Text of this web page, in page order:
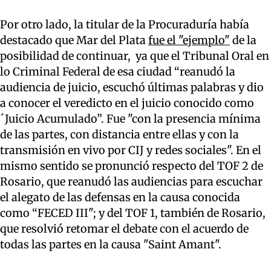
Por otro lado, la titular de la Procuraduría había
destacado que Mar del Platafue el "ejemplo" de la
posibilidad de continuar, ya que el Tribunal Oral en
lo Criminal Federal de esa ciudad “reanudó la
audiencia de juicio, escuchó últimas palabras y dio
a conocer el veredicto en el juicio conocido como
´Juicio Acumulado”. Fue "con la presencia mínima
de las partes, con distancia entre ellas y con la
transmisión en vivo por CIJ y redes sociales". En el
mismo sentido se pronunció respecto del TOF 2 de
Rosario, que reanudó las audiencias para escuchar
el alegato de las defensas en la causa conocida
como “FECED III"; y del TOF 1, también de Rosario,
que resolvió retomar el debate con el acuerdo de
todas las partes en la causa "Saint Amant".